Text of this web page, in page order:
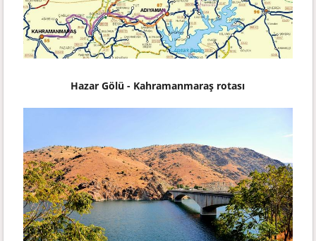
Hazar Gölü - Kahramanmaraş rotası